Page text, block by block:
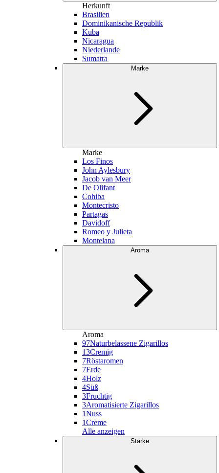
Herkunft
Brasilien
Dominikanische Republik
Kuba
Nicaragua
Niederlande
Sumatra
Marke
Marke
Los Finos
John Aylesbury
Jacob van Meer
De Olifant
Cohiba
Montecristo
Partagas
Davidoff
Romeo y Julieta
Montelana
Aroma
Aroma
97Naturbelassene Zigarillos
13Cremig
7Röstaromen
7Erde
4Holz
4Süß
3Fruchtig
3Aromatisierte Zigarillos
1Nuss
1Creme
Alle anzeigen
Stärke